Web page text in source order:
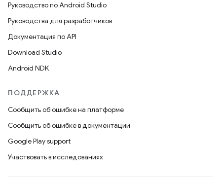
Руководство по Android Studio
Руководства для разработчиков
Документация по API
Download Studio
Android NDK
ПОДДЕРЖКА
Сообщить об ошибке на платформе
Сообщить об ошибке в документации
Google Play support
Участвовать в исследованиях